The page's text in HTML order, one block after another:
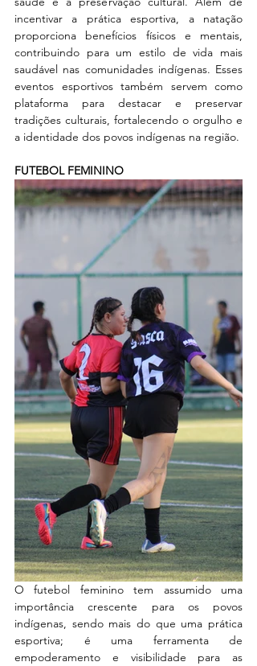
incentivar a prática esportiva, a natação
proporciona benefícios físicos e mentais,
contribuindo para um estilo de vida mais
saudável nas comunidades indígenas. Esses
eventos esportivos também servem como
plataforma para destacar e preservar
tradições culturais, fortalecendo o orgulho e
a identidade dos povos indígenas na região.
FUTEBOL FEMININO
O futebol feminino tem assumido uma
importância crescente para os povos
indígenas, sendo mais do que uma prática
esportiva; é uma ferramenta de
empoderamento e visibilidade para as